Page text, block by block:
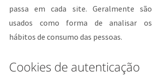
passa em cada site. Geralmente são
usados como forma de analisar os
hábitos de consumo das pessoas.
Cookies de autenticação